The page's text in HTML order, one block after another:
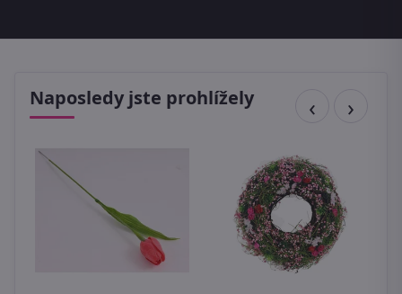
Naposledy jste prohlížely